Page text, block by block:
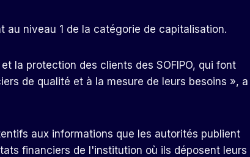
niveau 1 de la catégorie de capitalisation.
la protection des clients des SOFIPO, qui font
de qualité et à la mesure de leurs besoins », a
aux informations que les autorités publient
financiers de l'institution où ils déposent leurs